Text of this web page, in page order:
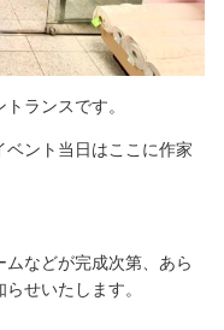
ランスです。
ント当日はここに作家
などが完成次第、あら
せいたします。